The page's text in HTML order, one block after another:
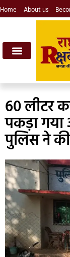
Home About us
60 लीटर
पकड़ा गया
पुलिस ने की